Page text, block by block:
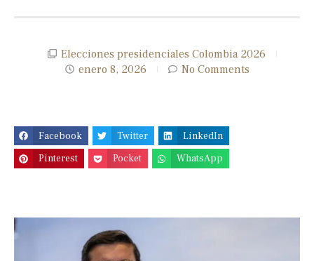
Elecciones presidenciales Colombia 2026
enero 8, 2026
No Comments
Facebook Twitter
LinkedIn
Pinterest
Pocket WhatsApp